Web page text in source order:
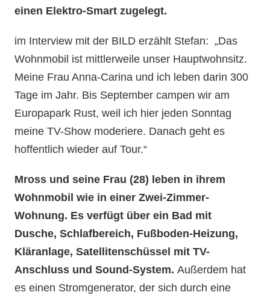
einen Elektro-Smart zugelegt.
im Interview mit der BILD erzählt Stefan: „Das
Wohnmobil ist mittlerweile unser Hauptwohnsitz.
Meine Frau Anna-Carina und ich leben darin 300
Tage im Jahr. Bis September campen wir am
Europapark Rust, weil ich hier jeden Sonntag
meine TV-Show moderiere. Danach geht es
hoffentlich wieder auf Tour.“
Mross und seine Frau (28) leben in ihrem
Wohnmobil wie in einer Zwei-Zimmer-
Wohnung. Es verfügt über ein Bad mit
Dusche, Schlafbereich, Fußboden-Heizung,
Kläranlage, Satellitenschüssel mit TV-
Anschluss und Sound-System. Außerdem hat
es einen Stromgenerator, der sich durch eine